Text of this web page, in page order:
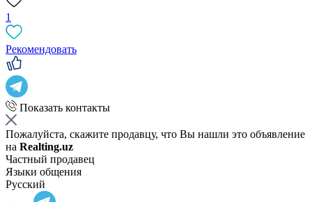
1
Рекомендовать
Показать контакты
Пожалуйста, скажите продавцу, что Вы нашли это объявление
на Realting.uz
Частный продавец
Языки общения
Русский